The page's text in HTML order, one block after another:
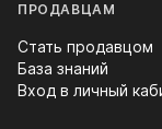
ПРОДАВЦАМ
Стать продавцом
База знаний
Вход в личный